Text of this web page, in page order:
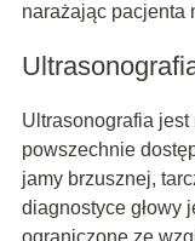
narażając pacjenta
Ultrasonografia
powszechnie
jamy brzusznej,
diagnostyce głowy